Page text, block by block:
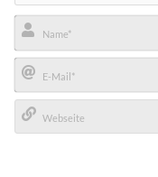
Name*
E-
Mail*